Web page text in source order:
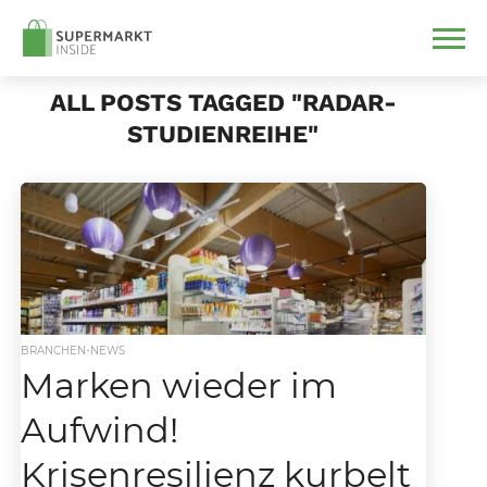
ALL POSTS TAGGED "RADAR-
STUDIENREIHE"
BRANCHEN-NEWS
Marken wieder im
Aufwind!
Krisenresilienz kurbelt